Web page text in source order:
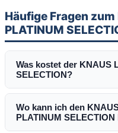
Häufige Fragen zum
PLATINUM
Was kostet der KNAUS
SELECTION?
Wo kann ich den
PLATINUM